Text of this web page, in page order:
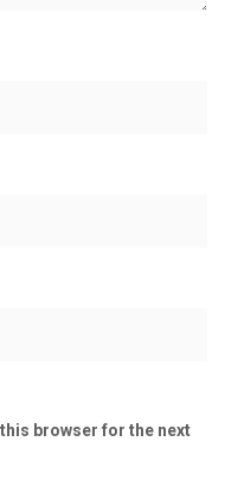
browser for the next